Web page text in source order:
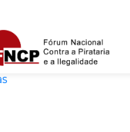
por posts